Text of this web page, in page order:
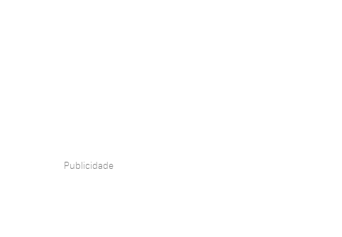
Publicidade